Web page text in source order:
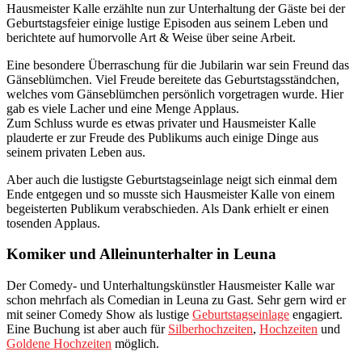
Hausmeister Kalle erzählte nun zur Unterhaltung der Gäste bei der
Geburtstagsfeier einige lustige Episoden aus seinem Leben und
berichtete auf humorvolle Art & Weise über seine Arbeit.
Eine besondere Überraschung für die Jubilarin war sein Freund das
Gänseblümchen. Viel Freude bereitete das Geburtstagsständchen,
welches vom Gänseblümchen persönlich vorgetragen wurde. Hier
gab es viele Lacher und eine Menge Applaus.
Zum Schluss wurde es etwas privater und Hausmeister Kalle
plauderte er zur Freude des Publikums auch einige Dinge aus
seinem privaten Leben aus.
Aber auch die lustigste Geburtstagseinlage neigt sich einmal dem
Ende entgegen und so musste sich Hausmeister Kalle von einem
begeisterten Publikum verabschieden. Als Dank erhielt er einen
tosenden Applaus.
Komiker und Alleinunterhalter in Leuna
Der Comedy- und Unterhaltungskünstler Hausmeister Kalle war
schon mehrfach als Comedian in Leuna zu Gast. Sehr gern wird er
mit seiner Comedy Show als lustige Geburtstagseinlage engagiert.
Eine Buchung ist aber auch für Silberhochzeiten, Hochzeiten und
Goldene Hochzeiten möglich.